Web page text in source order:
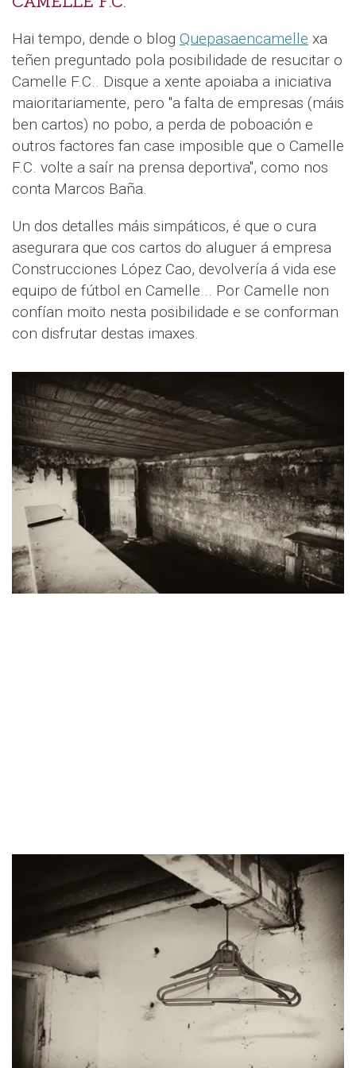
Hai tempo, dende o blog Quepasaencamelle xa
teñen preguntado pola posibilidade de resucitar o
Camelle F.C.. Disque a xente apoiaba a iniciativa
maioritariamente, pero "a falta de empresas (máis
ben cartos) no pobo, a perda de poboación e
outros factores fan case imposible que o Camelle
F.C. volte a saír na prensa deportiva", como nos
conta Marcos Baña.
Un dos detalles máis simpáticos, é que o cura
asegurara que cos cartos do aluguer á empresa
Construcciones López Cao, devolvería á vida ese
equipo de fútbol en Camelle... Por Camelle non
confían moito nesta posibilidade e se conforman
con disfrutar destas imaxes.